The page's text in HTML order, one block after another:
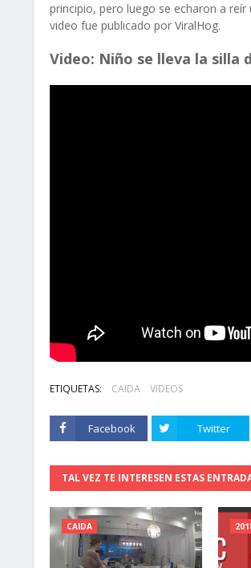
principio, pero luego se echaron a
video fue publicado por ViralHog.
Video: Niño se lleva la silla
ETIQUETAS: CAIDA VIDEOS
Facebook Twitter
TAL VEZ TE INTERESEN ESTAS
CAIDA